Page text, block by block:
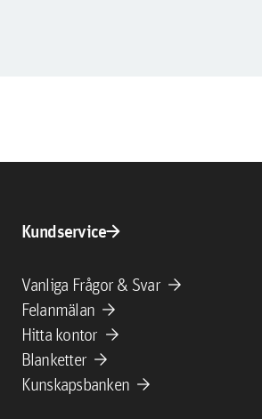
Kundservicearrow_forward
Vanliga Frågor & Svar arrow_forward
Felanmälan arrow_forward
Hitta kontor arrow_forward
Blanketter arrow_forward
Kunskapsbanken arrow_forward